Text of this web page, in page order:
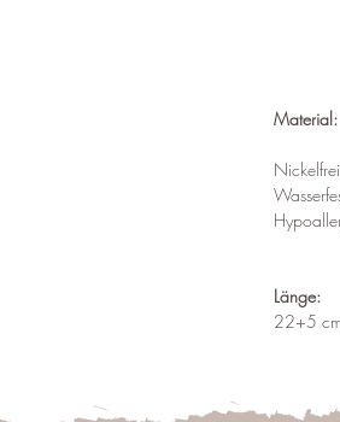
Material:
Nickelfrei
Länge:
22+5 cm